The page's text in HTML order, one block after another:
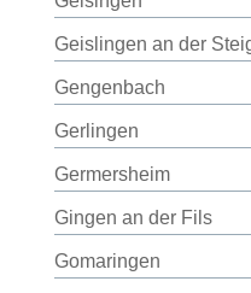
Geislingen an der
Gengenbach
Gerlingen
Germersheim
Gingen an der Fils
Gomaringen